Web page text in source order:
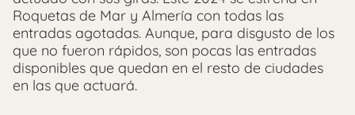
Roquetas de Mar y Almería con todas las
entradas agotadas. Aunque, para disgusto de los
que no fueron rápidos, son pocas las entradas
disponibles que quedan en el resto de ciudades
en las que actuará.